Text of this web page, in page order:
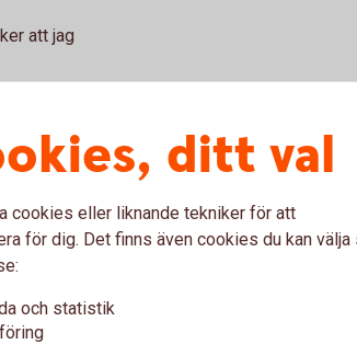
att jag
pengarna
ska använda dina
du däremot vilja
i ditt sparande.
ditt val
cookies eller liknande tekniker för att
för dig. Det finns även cookies du kan välja
och statistik